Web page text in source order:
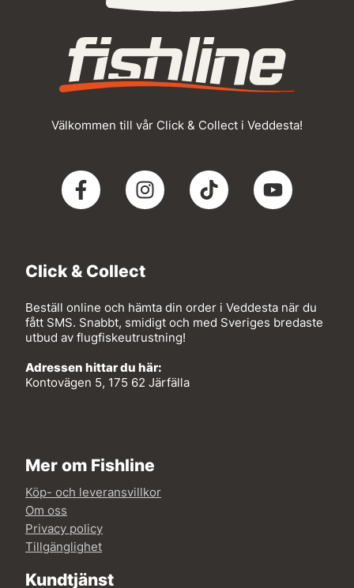
Välkommen till vår Click & Collect i Veddesta!
Click & Collect
Beställ online och hämta din order i Veddesta när du
fått SMS. Snabbt, smidigt och med Sveriges bredaste
utbud av flugfiskeutrustning!
Adressen hittar du här:
Kontovägen 5, 175 62 Järfälla
Mer om Fishline
Köp- och leveransvillkor
Om oss
Privacy policy
Tillgänglighet
Kundtjänst